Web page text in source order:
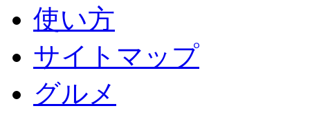
使い方
サイトマップ
グルメ